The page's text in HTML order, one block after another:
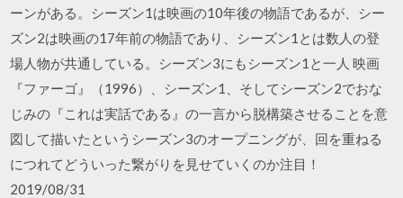
ーンがある。シーズン1は映画の10年後の物語であるが、シー
ズン2は映画の17年前の物語であり、シーズン1とは数人の登
場人物が共通している。シーズン3にもシーズン1と一人 映画
『ファーゴ』（1996）、シーズン1、そしてシーズン2でおな
じみの『これは実話である』の一言から脱構築させることを意
図して描いたというシーズン3のオープニングが、回を重ねる
につれてどういった繋がりを見せていくのか注目！
2019/08/31